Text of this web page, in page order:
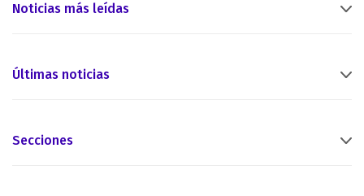
Noticias más leídas
Últimas noticias
Secciones